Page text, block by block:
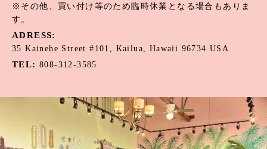
オニキス
オパール
カルセドニー
※その他、買い付け等のため臨時休業となる場合もありま
す。
ADRESS:
35 Kainehe Street #101, Kailua, Hawaii 96734 USA
TEL: 808-312-3585